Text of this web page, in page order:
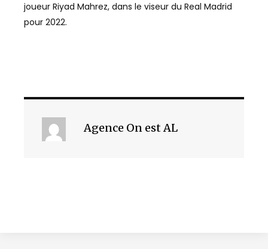
joueur Riyad Mahrez, dans le viseur du Real Madrid
pour 2022.
Agence On est AL